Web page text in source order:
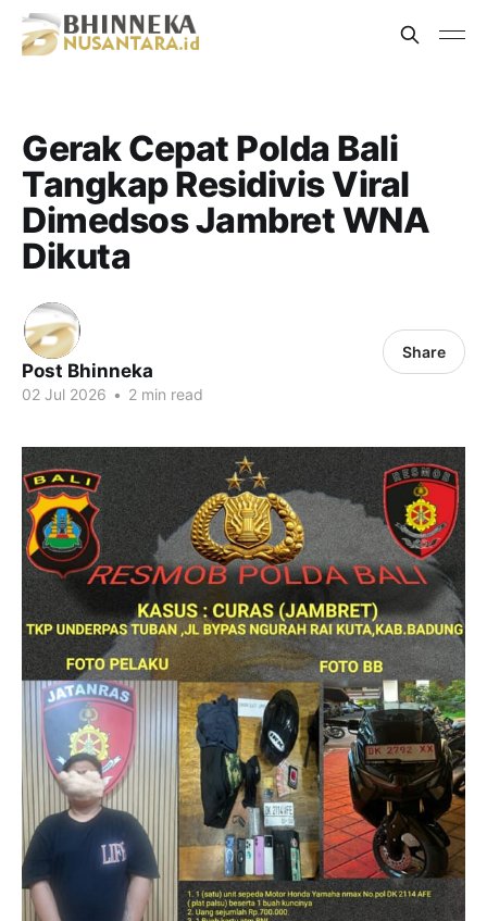
Gerak Cepat Polda Bali
Tangkap Residivis Viral
Dimedsos Jambret WNA
Dikuta
Post Bhinneka
02 Jul 2026 • 2 min read
Share